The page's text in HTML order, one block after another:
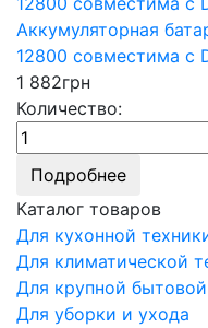
Аккумуляторная
12800 совместима с
1 882грн
Количество:
Подробнее
Каталог товаров
Для кухонной
Для климатической
Для крупной
Для уборки и ухода